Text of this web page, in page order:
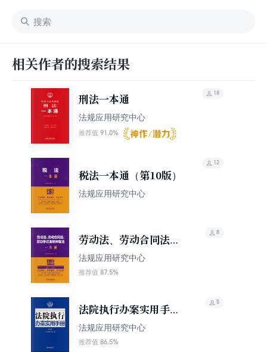
相关作者的搜索结果
刑法一本通
法规应用研究中心
推荐值 91.0%
18
税法一本通（第10版）
法规应用研究中心
12
劳动法、劳动合同法、
劳动争议调解仲裁法一
本通（第10版）（修订
法规应用研究中心
推荐值 87.5%
8
法院执行办案实用手册
（第九版）
法规应用研究中心
推荐值 86.5%
5